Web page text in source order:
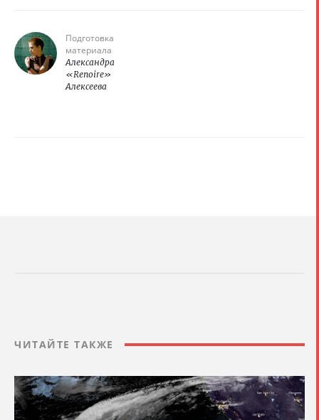
Подготовка
материала
Александра
«Renoire»
Алексеева
ЧИТАЙТЕ ТАКЖЕ